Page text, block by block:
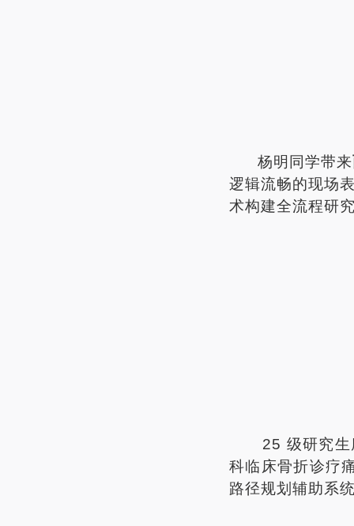
杨明同学带来
逻辑流畅的现场
术构建全流程研
25 级研究
科临床骨折诊疗
路径规划辅助系